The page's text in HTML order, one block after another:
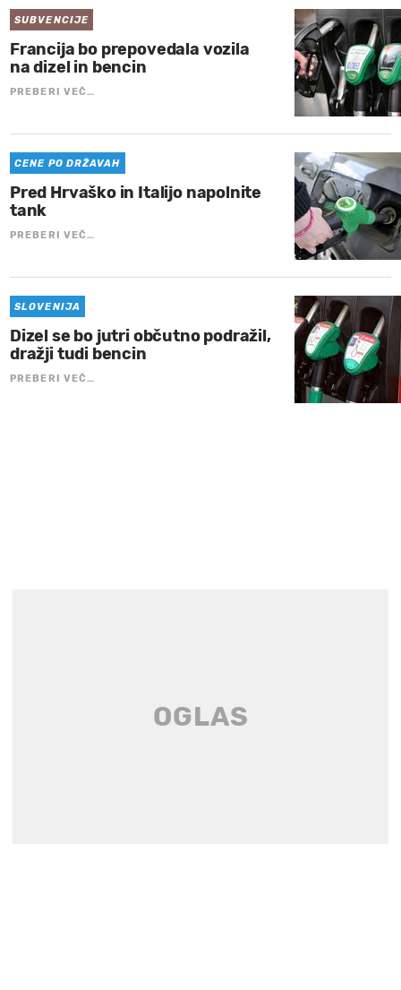
SUBVENCIJE
Francija bo prepovedala vozila
na dizel in bencin
PREBERI VEČ…
CENE PO DRŽAVAH
Pred Hrvaško in Italijo napolnite
tank
PREBERI VEČ…
SLOVENIJA
Dizel se bo jutri občutno podražil,
dražji tudi bencin
PREBERI VEČ…